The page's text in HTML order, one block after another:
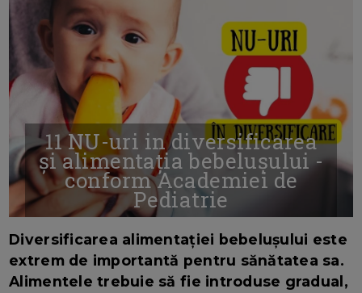
11 NU-uri in diversificarea
și alimentația bebelușului -
conform Academiei de
Pediatrie
Diversificarea alimentației bebelușului este
extrem de importantă pentru sănătatea sa.
Alimentele trebuie să fie introduse gradual,